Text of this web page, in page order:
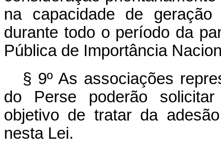
na capacidade de
durante todo o período da
Pública de Importância
§ 9º As associações
do Perse poderão
objetivo de tratar da
nesta Lei.